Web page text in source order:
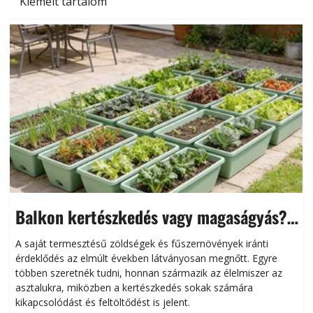
Balkon kertészkedés vagy magaságyás?
Helytakarékos kertészkedés
A saját termesztésű zöldségek és fűszernövények iránti
érdeklődés az elmúlt években látványosan megnőtt. Egyre
többen szeretnék tudni, honnan származik az élelmiszer az
asztalukra, miközben a kertészkedés sokak számára
kikapcsolódást és feltöltődést is jelent.